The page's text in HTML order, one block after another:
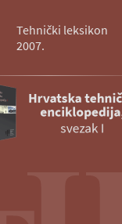
Tehnički leksikon
2007.